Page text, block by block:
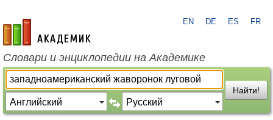
academic.ru
EN DE ES FR
Словари и энциклопедии на Академике
Найти!